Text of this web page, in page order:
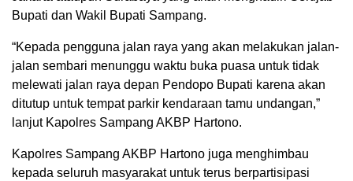
Bupati dan Wakil Bupati Sampang.
“Kepada pengguna jalan raya yang akan melakukan jalan-
jalan sembari menunggu waktu buka puasa untuk tidak
melewati jalan raya depan Pendopo Bupati karena akan
ditutup untuk tempat parkir kendaraan tamu undangan,”
lanjut Kapolres Sampang AKBP Hartono.
Kapolres Sampang AKBP Hartono juga menghimbau
kepada seluruh masyarakat untuk terus berpartisipasi